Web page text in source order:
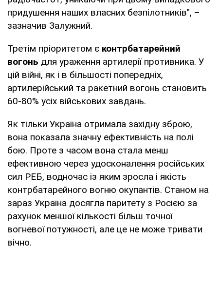
придушення наших власних безпілотників", –
зазначив Залужний.
Третім пріоритетом є контрбатарейний
вогонь для ураження артилерії противника. У
цій війні, як і в більшості попередніх,
артилерійський та ракетний вогонь становить
60-80% усіх військових завдань.
Як тільки Україна отримала західну зброю,
вона показала значну ефективність на полі
бою. Проте з часом вона стала менш
ефективною через удосконалення російських
сил РЕБ, водночас із яким зросла і якість
контрбатарейного вогню окупантів. Станом на
зараз Україна досягла паритету з Росією за
рахунок меншої кількості більш точної
вогневої потужності, але це не може тривати
вічно.